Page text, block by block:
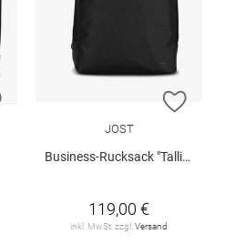
ZUR WUNSCHLISTE HINZUFÜGEN
ZUR
JOST
Business-Rucksack "Tallinn"
119,00 €
inkl. MwSt. zzgl.Versand